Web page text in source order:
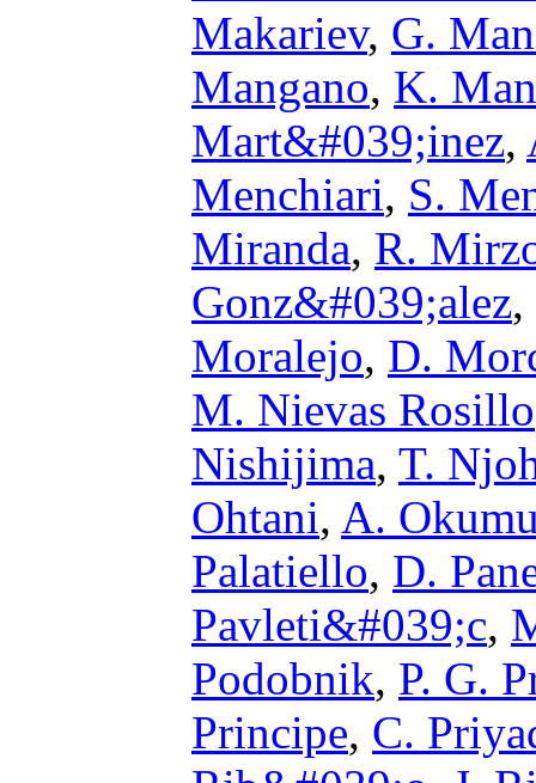
Makariev, G.
Mangano, K.
Mart&#039;inez,
Menchiari, S.
Miranda, R.
Gonz&#039;alez,
Moralejo, D.
M. Nievas Rosillo
Nishijima, T.
Ohtani, A.
Palatiello, D.
Pavleti&#039;c,
Podobnik, P. G.
Principe, C.